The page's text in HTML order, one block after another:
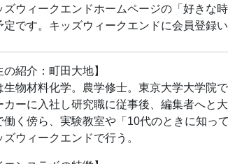
油
一週間前にメールにてご案内いたします
できること】
浮かんだり沈む背後に潜む科学を体験でき
の紹介①：町田大地】
生物材料化学。農学修士。東京大学大学院
カーに入社し研究職に従事後、編集者へと
働く傍ら、実験教室や「10代のときに知っ
ウィークエンドホームページの「好きな
です。キッズウィークエンドに会員登録
の紹介：町田大地】
生物材料化学。農学修士。東京大学大学院
カーに入社し研究職に従事後、編集者へと
働く傍ら、実験教室や「10代のときに知っ
ズウィークエンドで行う。